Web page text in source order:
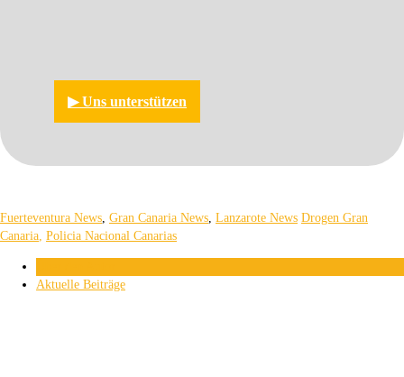
▶︎ Uns unterstützen
Fuerteventura News Gran Canaria News Lanzarote News Drogen Gran
Canaria Policia Nacional Canarias
Aktuelle Beiträge